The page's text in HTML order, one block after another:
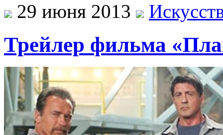
29 июня 2013
Трейлер фильма